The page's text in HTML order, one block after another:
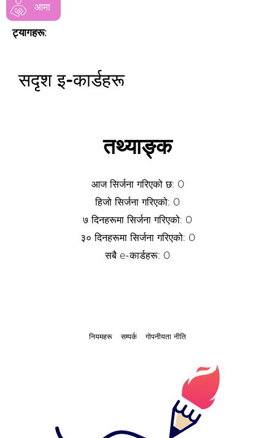
आमा
ट्यागहरू:
सदृश इ-कार्डहरू
तथ्याङ्क
आज सिर्जना गरिएको छ: 0
हिजो सिर्जना गरिएको: 0
७ दिनहरूमा सिर्जना गरिएको: 0
३० दिनहरूमा सिर्जना गरिएको: 0
सबै e-कार्डहरू: 0
नियमहरू सम्पर्क गोपनीयता नीति